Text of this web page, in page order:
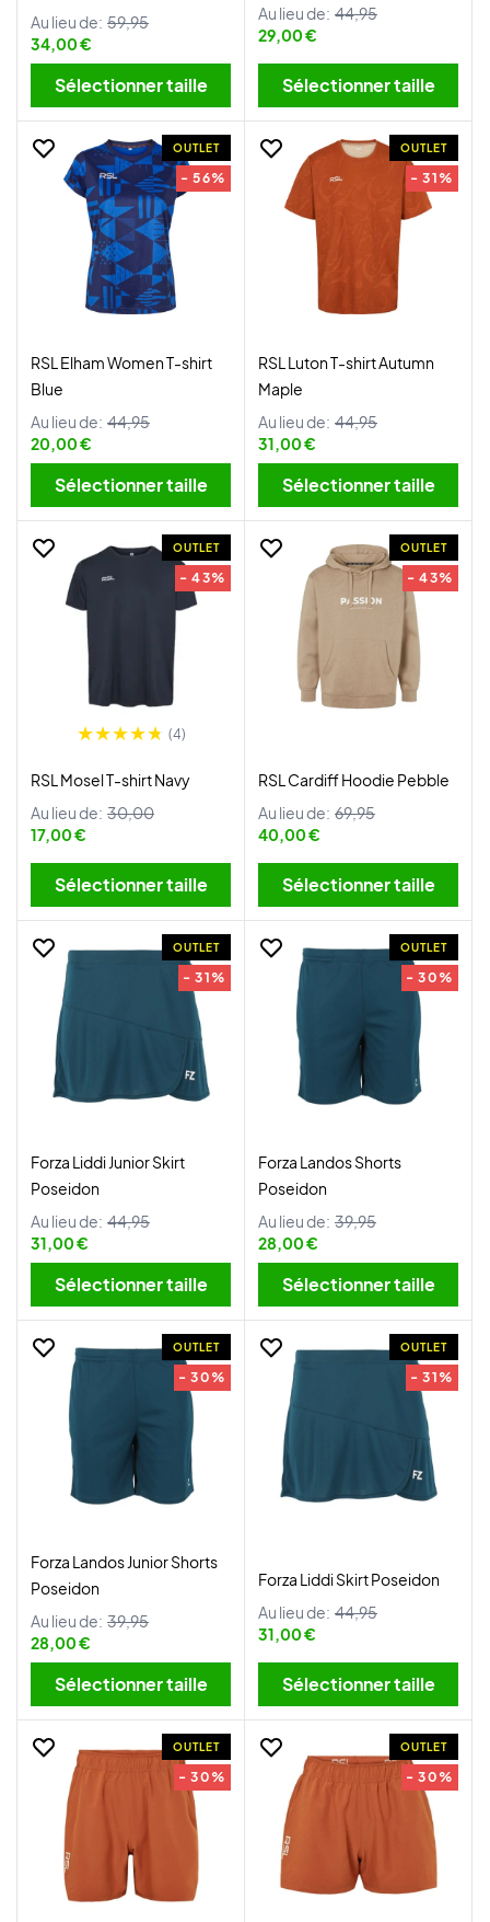
Au lieu de: 59,95
34,00 €
Sélectionner taille
Au lieu de: 44,95
29,00 €
Sélectionner taille
OUTLET
- 56%
RSL Elham Women T-shirt
Blue
Au lieu de: 44,95
20,00 €
Sélectionner taille
OUTLET
- 31%
RSL Luton T-shirt Autumn
Maple
Au lieu de: 44,95
31,00 €
Sélectionner taille
OUTLET
- 43%
(4)
RSL Mosel T-shirt Navy
Au lieu de: 30,00
17,00 €
Sélectionner taille
OUTLET
- 43%
RSL Cardiff Hoodie Pebble
Au lieu de: 69,95
40,00 €
Sélectionner taille
OUTLET
- 31%
Forza Liddi Junior Skirt
Poseidon
Au lieu de: 44,95
31,00 €
Sélectionner taille
OUTLET
- 30%
Forza Landos Shorts
Poseidon
Au lieu de: 39,95
28,00 €
Sélectionner taille
OUTLET
- 30%
Forza Landos Junior Shorts
Poseidon
Au lieu de: 39,95
28,00 €
Sélectionner taille
OUTLET
- 31%
Forza Liddi Skirt Poseidon
Au lieu de: 44,95
31,00 €
Sélectionner taille
OUTLET
- 30%
OUTLET
- 30%